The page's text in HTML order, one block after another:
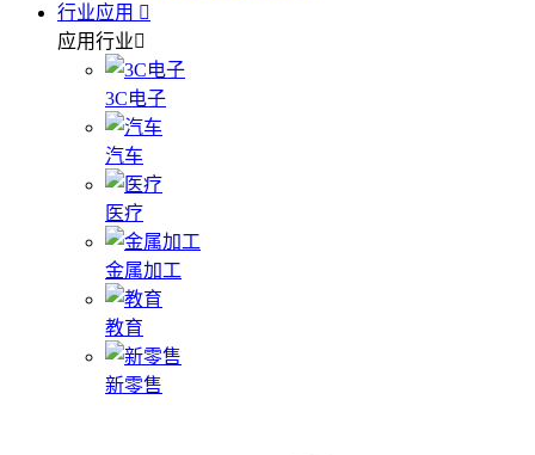
行业应用
应用行业
3C电子
汽车
医疗
金属加工
教育
新零售